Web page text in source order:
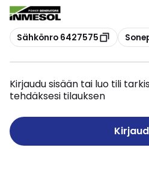
Kopioi
Sähkönro 6427575 Kopioi
Kirjaudu sisään tai luo tili
tehdäksesi tilauksen